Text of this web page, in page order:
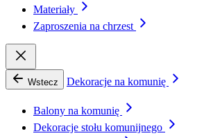
Materiały
Zaproszenia na chrzest
Wstecz Dekoracje na komunię
Balony na komunię
Dekoracje stołu komunijnego